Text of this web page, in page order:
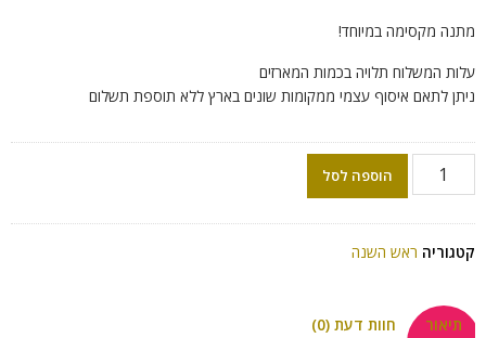
מתנה מקסימה במיוחד!
עלות המשלוח תלויה בכמות המארזים
ניתן לתאם איסוף עצמי ממקומות שונים בארץ ללא תוספת תשלום
הוספה לסל
קטגוריה ראש השנה
תיאור חוות דעת (0)